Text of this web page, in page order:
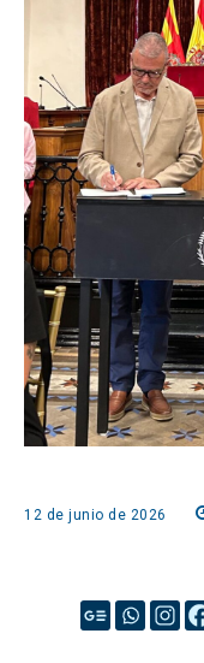
12 de junio de 2026